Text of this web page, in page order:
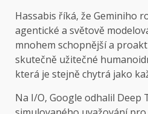
Hassabis říká, že Geminiho
agentické a světově
mnohem schopnější a
skutečně užitečné
která je stejně chytrá jako
Na I/O, Google odhalil